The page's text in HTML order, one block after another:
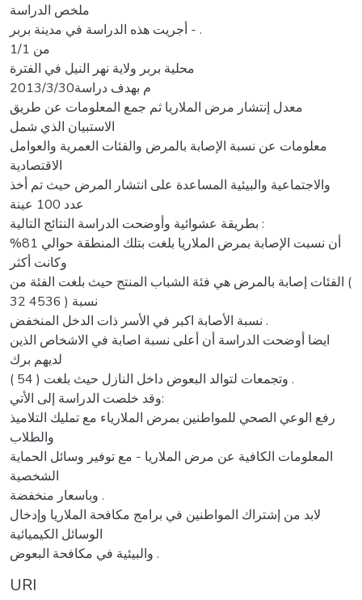
ملخص الدراسة
أجريت هذه الدراسة في مدينة بربر - .
1/1 من
محلية بربر ولاية نهر النيل في الفترة
2013/3/30م بهدف دراسة
معدل إنتشار مرض الملاريا ثم جمع المعلومات عن طريق
الاستبيان الذي شمل
معلومات عن نسبة الإصابة بالمرض والفئات العمرية والعوامل
الاقتصادية
والاجتماعية والبيئية المساعدة على انتشار المرض حيث تم أخذ
عدد 100 عينة
بطريقة عشوائية وأوضحت الدراسة النتائج التالية :
أن نسبت الإصابة بمرض الملاريا بلغت بتلك المنطقة حوالي 81%
وكانت أكثر
الفئات إصابة بالمرض هي فئة الشباب المنتج حيث بلغت الفئة من (
32 4536 ) نسبة
نسبة الأصابة اكبر في الأسر ذات الدخل المنخفض .
ايضا أوضحت الدراسة أن أعلى نسبة اصابة في الاشخاص الذين
لديهم برك
وتجمعات لتوالد البعوض داخل النازل حيث بلغت ( 54 ) .
وقد خلصت الدراسة إلى الأتي:
رفع الوعي الصحي للمواطنين بمرض الملارياء مع تمليك التلاميذ
والطلاب
المعلومات الكافية عن مرض الملاريا - مع توفير وسائل الحماية
الشخصية
وباسعار منخفضة .
لابد من إشتراك المواطنين في برامج مكافحة الملاريا وإدخال
الوسائل الكيميائية
والبيئية في مكافحة البعوض .
URI